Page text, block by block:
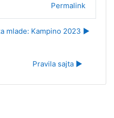
Permalink
mlade: Kampino 2023 ▶︎
Pravila sajta ▶︎